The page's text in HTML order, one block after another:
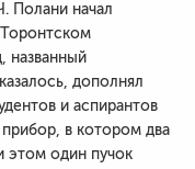
Полани начал
названный
дополнял
и аспирантов
в котором два
этом один пучок